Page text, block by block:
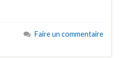
Faire un commentaire